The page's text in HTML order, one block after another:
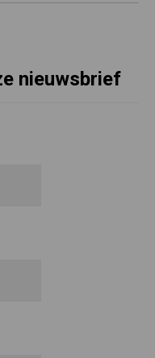
nieuwsbrief